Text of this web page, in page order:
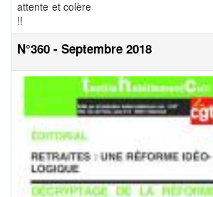
attente et colère
!!
N°360 - Septembre 2018